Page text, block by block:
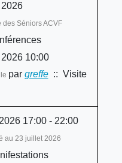
Séniors ACVF
10:00
par greffe:: Visite
17:00 - 22:00
au 23 juillet 2026